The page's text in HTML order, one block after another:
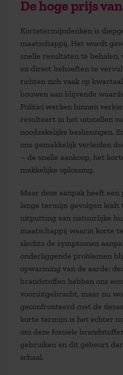
De hoge prijs
Kortetermijndenken is
maatschappij. Het wordt
snelle resultaten te
en direct behoeften te
richten zich vaak op
bouwen aan blijvende
Politici werken binnen
resulteert in het uitstellen
noodzakelijke beslissingen.
ons gemakkelijk verleiden
– de snelle aankoop, het
makkelijke oplossing.
Maar deze aanpak heeft
lange termijn gevolgen leidt
uitputting van natuurlijke
maatschappij waarin korte
slechts de symptomen
onderliggende problemen
opwarming van de aarde:
brandstoffen hebben ons
vooruitgebracht, maar nu
geconfronteerd met de
korte termijn is het echter
om deze fossiele
gebruiken en dit gebeurt
schaal.